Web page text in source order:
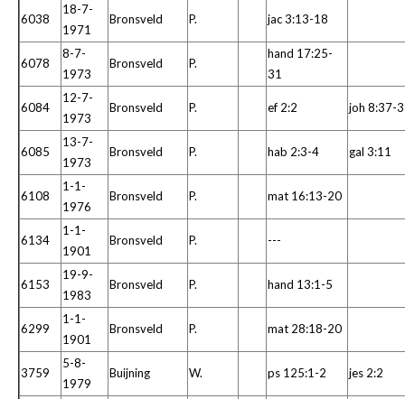
6038
18-7-
1971
Bronsveld P. jac 3:13-18
6078
8-7-
1973
Bronsveld P.
hand 17:25-
31
6084
12-7-
1973
Bronsveld P. ef 2:2 joh 8:37-
6085
13-7-
1973
Bronsveld P. hab 2:3-4 gal 3:11
6108
1-1-
1976
Bronsveld P. mat 16:13-20
6134
1-1-
1901
Bronsveld P. ---
6153
19-9-
1983
Bronsveld P. hand 13:1-5
6299
1-1-
1901
Bronsveld P. mat 28:18-20
3759
5-8-
1979
Buijning W. ps 125:1-2 jes 2:2